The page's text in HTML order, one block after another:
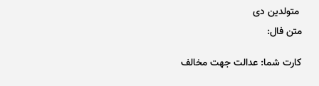
متولدین دی
متن فال:
کارت شما: عدالت جهت مخالف